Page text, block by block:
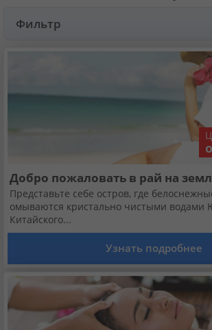
Круизы
70126 отзывов наших
О нас
Для бизнеса
Контакты
Кабинет туриста
Фильтр
Добро пожаловать в рай на
Представьте себе остров, где
омываются кристально чистыми водами
Китайского...
Узнать подробнее